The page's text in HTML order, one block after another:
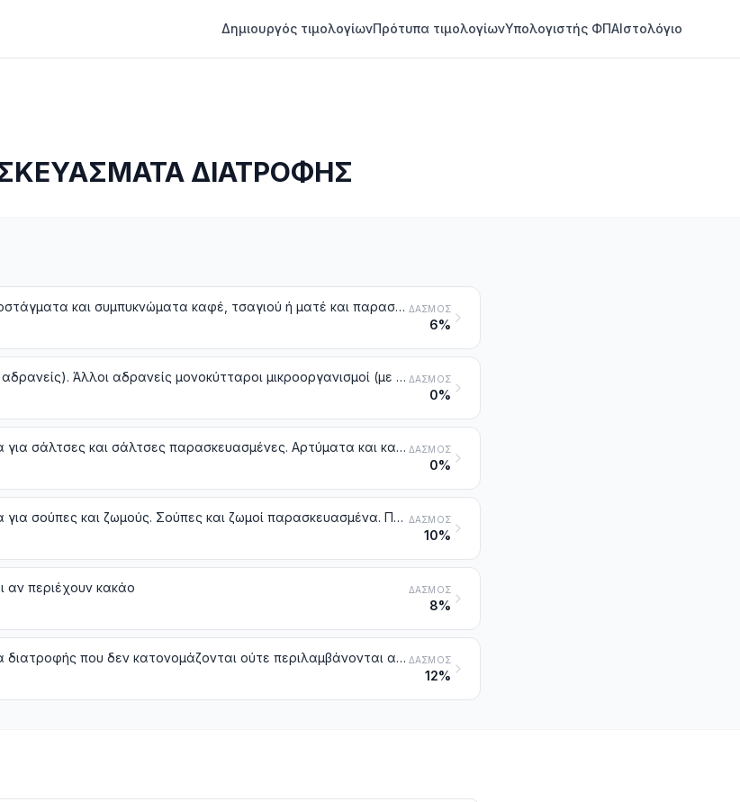
Δημιουργός τιμολογίωνΠρότυπα τιμολογίωνΥπολογιστής ΦΠΑΙστολόγιο
ΔΙΑΤΡΟΦΗΣ
Εκχυλίσματα, αποστάγματα και συμπυκνώματα καφέ, τσαγιού ή ματέ και παρασκευάσματα με βάση τα προϊόντα αυτά ή με βάση τον καφέ, το τσάι ή το ματέ. Κιχώριο φρυγμένο και άλλα φρυγμένα υποκατάστατα του καφέ και τα εκχυλίσματα, αποστάγματα και συμπυκνώματα αυτών ΔΑΣΜΌΣ
6%
Ζύμες (ενεργές ή αδρανείς). Άλλοι αδρανείς μονοκύτταροι μικροοργανισμοί (με εξαίρεση τα εμβόλια της κλάσης 3002). Σκόνες για το φούσκωμα της ζύμης, παρασκευασμένες ΔΑΣΜΌΣ
0%
Παρασκευάσματα για σάλτσες και σάλτσες παρασκευασμένες. Αρτύματα και καρυκεύματα, σύνθετα. Αλεύρι από σινάπι και μουστάρδα παρασκευασμένη ΔΑΣΜΌΣ
0%
Παρασκευάσματα για σούπες και ζωμούς. Σούπες και ζωμοί παρασκευασμένα. Παρασκευάσματα διατροφής σύνθετα, ομογενοποιημένα ΔΑΣΜΌΣ
10%
περιέχουν κακάο ΔΑΣΜΌΣ
8%
Παρασκευάσματα διατροφής που δεν κατονομάζονται ούτε περιλαμβάνονται αλλού ΔΑΣΜΌΣ
12%